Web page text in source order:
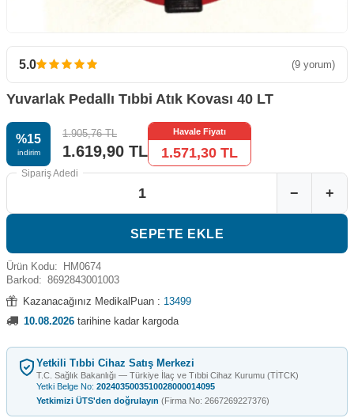
5.0 (9 yorum)
Yuvarlak Pedallı Tıbbi Atık Kovası 40 LT
%15
i̇ndirim
1.905,76TL
1.619,90 TL
Havale Fiyatı
1.571,30 TL
Sipariş Adedi
− +
SEPETE EKLE
Ürün Kodu:
HM0674
Barkod: 8692843001003
Kazanacağınız MedikalPuan : 13499
10.08.2026 tarihine kadar kargoda
Yetkili Tıbbi Cihaz Satış Merkezi
T.C. Sağlık Bakanlığı — Türkiye İlaç ve Tıbbi Cihaz Kurumu (TİTCK)
Yetki Belge No: 2024035003510028000014095
Yetkimizi ÜTS'den doğrulayın (Firma No: 2667269227376)